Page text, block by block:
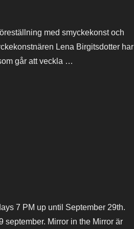
med smyckekonst och
Lena Birgitsdotter har
går att veckla …
7 PM up until September 29th.
september. Mirror in the Mirror är